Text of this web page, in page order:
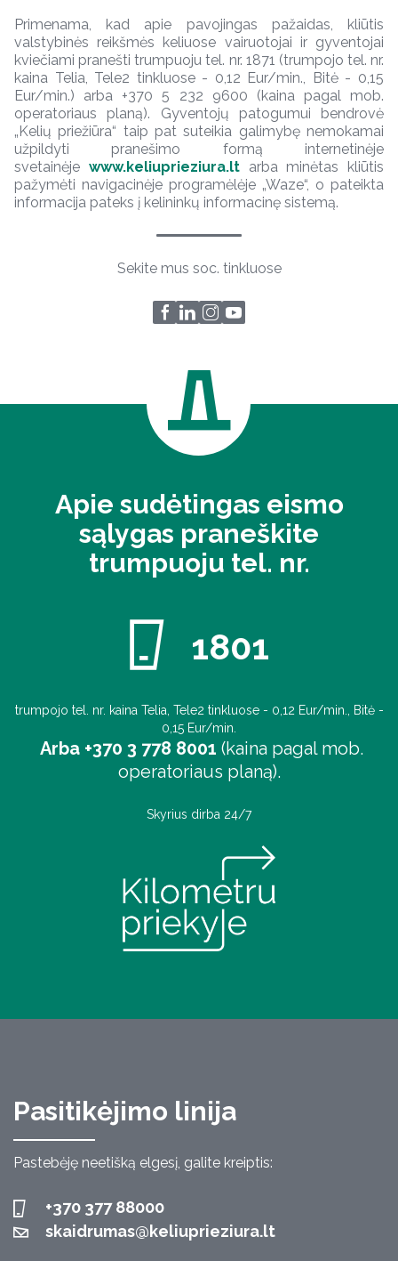
Primenama, kad apie pavojingas pažaidas, kliūtis
valstybinės reikšmės keliuose vairuotojai ir gyventojai
kviečiami pranešti trumpuoju tel. nr. 1871 (trumpojo tel. nr.
kaina Telia, Tele2 tinkluose - 0,12 Eur/min., Bitė - 0,15
Eur/min.) arba +370 5 232 9600 (kaina pagal mob.
operatoriaus planą). Gyventojų patogumui bendrovė
„Kelių priežiūra“ taip pat suteikia galimybę nemokamai
užpildyti pranešimo formą internetinėje
svetainėje www.keliuprieziura.ltarba minėtas kliūtis
pažymėti navigacinėje programėlėje „Waze“, o pateikta
informacija pateks į kelininkų informacinę sistemą.
Sekite mus soc. tinkluose
Apie sudėtingas eismo
sąlygas praneškite
trumpuoju tel. nr.
1801
trumpojo tel. nr. kaina Telia, Tele2 tinkluose - 0,12 Eur/min., Bitė -
0,15 Eur/min.
Arba +370 3 778 8001 (kaina pagal mob.
operatoriaus planą).
Skyrius dirba 24/7
Pasitikėjimo linija
Pastebėję neetišką elgesį, galite kreiptis:
+370 377 88000
skaidrumas@keliuprieziura.lt